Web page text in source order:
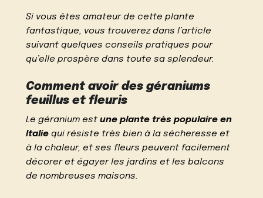
Si vous êtes amateur de cette plante
fantastique, vous trouverez dans l’article
suivant quelques conseils pratiques pour
qu’elle prospère dans toute sa splendeur.
Comment avoir des géraniums
feuillus et fleuris
Le géranium estune plante très populaire en
Italie qui résiste très bien à la sécheresse et
à la chaleur, et ses fleurs peuvent facilement
décorer et égayer les jardins et les balcons
de nombreuses maisons.